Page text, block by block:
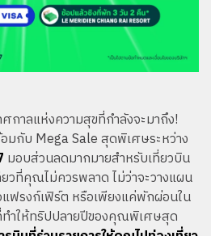
กาลแห่งความสุขที่กำลังจะมาถึง!
มกับ Mega Sale สุดพิเศษระหว่าง
มอบส่วนลดมากมายสำหรับเที่ยวบิน
วที่คุณไม่ควรพลาด ไม่ว่าจะวางแผน
ฟรงก์เฟิร์ต หรือเพียงแค่พักผ่อนใน
ำให้ทริปปลายปีของคุณพิเศษสุด